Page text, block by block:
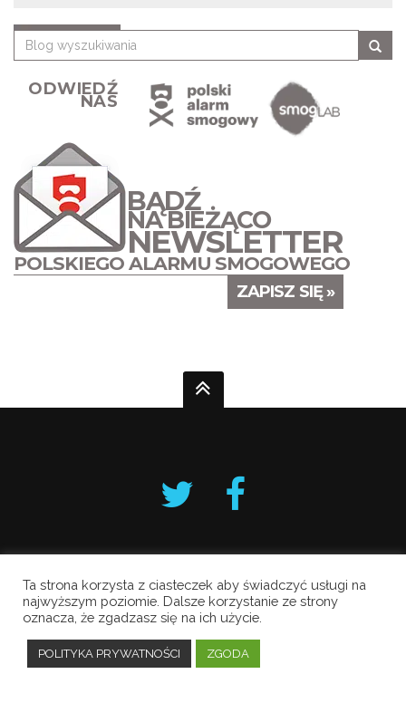
ODWIEDŹ
NAS
BĄDŹ
NA BIEŻĄCO
NEWSLETTER
POLSKIEGO ALARMU SMOGOWEGO
ZAPISZ SIĘ »
Krakowski Alarm Smogowy
Copyright © 2019 All Rights Reserved.
Polityka prywatności
Ta strona korzysta z ciasteczek aby świadczyć usługi na
najwyższym poziomie. Dalsze korzystanie ze strony
oznacza, że zgadzasz się na ich użycie.
POLITYKA PRYWATNOŚCI ZGODA